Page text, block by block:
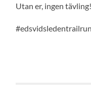
Utan er, ingen